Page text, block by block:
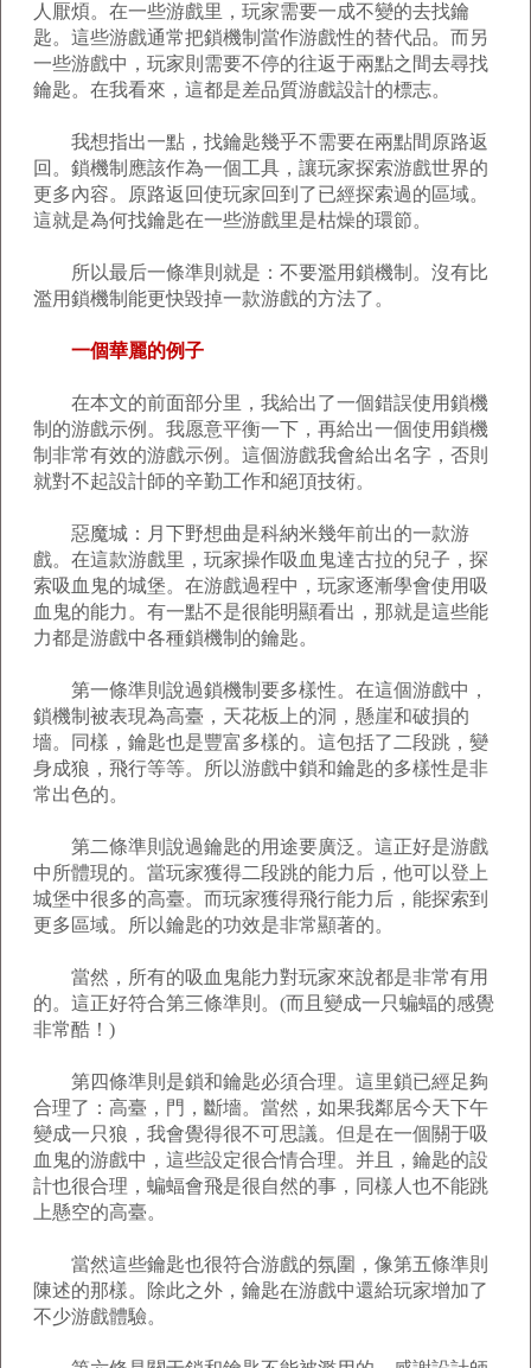
人厭煩。在一些游戲里，玩家需要一成不變的去找鑰
匙。這些游戲通常把鎖機制當作游戲性的替代品。而另
一些游戲中，玩家則需要不停的往返于兩點之間去尋找
鑰匙。在我看來，這都是差品質游戲設計的標志。
我想指出一點，找鑰匙幾乎不需要在兩點間原路返
回。鎖機制應該作為一個工具，讓玩家探索游戲世界的
更多內容。原路返回使玩家回到了已經探索過的區域。
這就是為何找鑰匙在一些游戲里是枯燥的環節。
所以最后一條準則就是：不要濫用鎖機制。沒有比
濫用鎖機制能更快毀掉一款游戲的方法了。
一個華麗的例子
在本文的前面部分里，我給出了一個錯誤使用鎖機
制的游戲示例。我愿意平衡一下，再給出一個使用鎖機
制非常有效的游戲示例。這個游戲我會給出名字，否則
就對不起設計師的辛勤工作和絕頂技術。
惡魔城：月下野想曲是科納米幾年前出的一款游
戲。在這款游戲里，玩家操作吸血鬼達古拉的兒子，探
索吸血鬼的城堡。在游戲過程中，玩家逐漸學會使用吸
血鬼的能力。有一點不是很能明顯看出，那就是這些能
力都是游戲中各種鎖機制的鑰匙。
第一條準則說過鎖機制要多樣性。在這個游戲中，
鎖機制被表現為高臺，天花板上的洞，懸崖和破損的
墻。同樣，鑰匙也是豐富多樣的。這包括了二段跳，變
身成狼，飛行等等。所以游戲中鎖和鑰匙的多樣性是非
常出色的。
第二條準則說過鑰匙的用途要廣泛。這正好是游戲
中所體現的。當玩家獲得二段跳的能力后，他可以登上
城堡中很多的高臺。而玩家獲得飛行能力后，能探索到
更多區域。所以鑰匙的功效是非常顯著的。
當然，所有的吸血鬼能力對玩家來說都是非常有用
的。這正好符合第三條準則。(而且變成一只蝙蝠的感覺
非常酷！)
第四條準則是鎖和鑰匙必須合理。這里鎖已經足夠
合理了：高臺，門，斷墻。當然，如果我鄰居今天下午
變成一只狼，我會覺得很不可思議。但是在一個關于吸
血鬼的游戲中，這些設定很合情合理。并且，鑰匙的設
計也很合理，蝙蝠會飛是很自然的事，同樣人也不能跳
上懸空的高臺。
當然這些鑰匙也很符合游戲的氛圍，像第五條準則
陳述的那樣。除此之外，鑰匙在游戲中還給玩家增加了
不少游戲體驗。